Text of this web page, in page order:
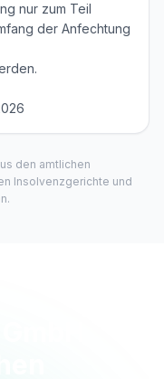
nur zum Teil
der Anfechtung
den amtlichen
Insolvenzgerichte und